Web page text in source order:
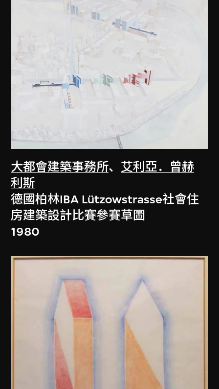
大都會建築事務所、 艾利亞．曾赫
利斯
德國柏林IBA Lützowstrasse社會住
房建築設計比賽參賽草圖
1980